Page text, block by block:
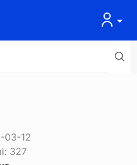
03-12
327